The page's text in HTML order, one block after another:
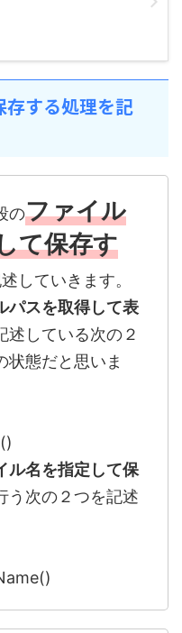
存する処理を記
のファイル
て保存す
していきます。
パスを取得して表
述している次の２
状態だと思いま
ル名を指定して保
う次の２つを記述